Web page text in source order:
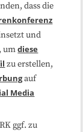
dass die
und
, umdiese
zu erstellen,
auf
Media
ggf. zu